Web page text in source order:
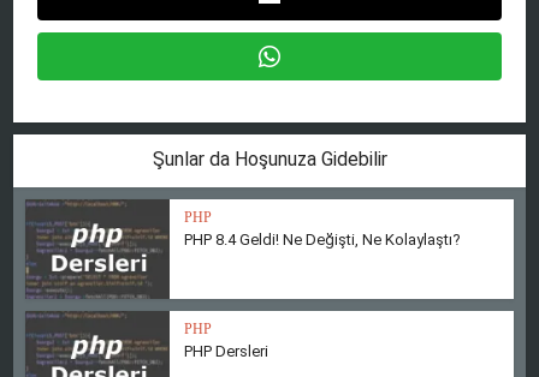
Şunlar da Hoşunuza Gidebilir
PHP
PHP 8.4 Geldi! Ne Değişti, Ne Kolaylaştı?
PHP
PHP Dersleri